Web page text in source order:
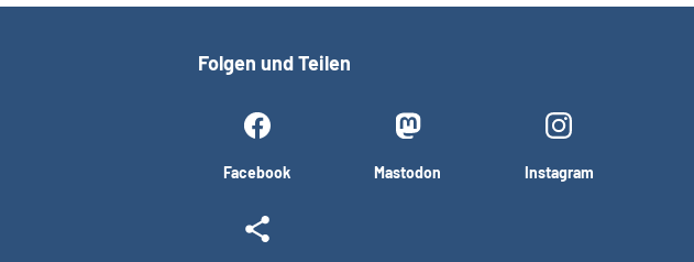
Folgen und Teilen
Facebook Mastodon Instagram